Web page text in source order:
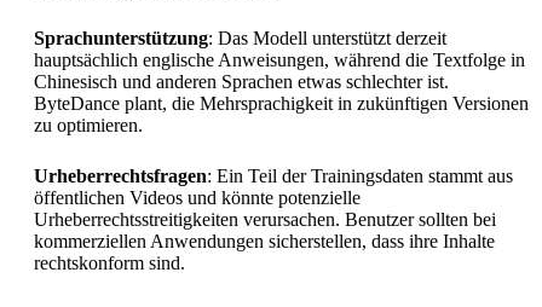
Sprachunterstützung: Das Modell unterstützt derzeit
hauptsächlich englische Anweisungen, während die Textfolge in
Chinesisch und anderen Sprachen etwas schlechter ist.
ByteDance plant, die Mehrsprachigkeit in zukünftigen Versionen
zu optimieren.
Urheberrechtsfragen: Ein Teil der Trainingsdaten stammt aus
öffentlichen Videos und könnte potenzielle
Urheberrechtsstreitigkeiten verursachen. Benutzer sollten bei
kommerziellen Anwendungen sicherstellen, dass ihre Inhalte
rechtskonform sind.